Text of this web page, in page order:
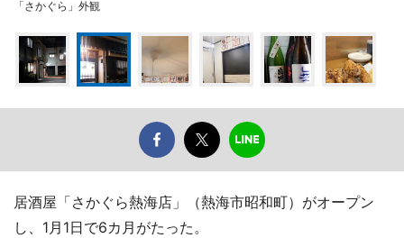
「さかぐら」外観
居酒屋「さかぐら熱海店」（熱海市昭和町）がオープン
し、1月1日で6カ月がたった。